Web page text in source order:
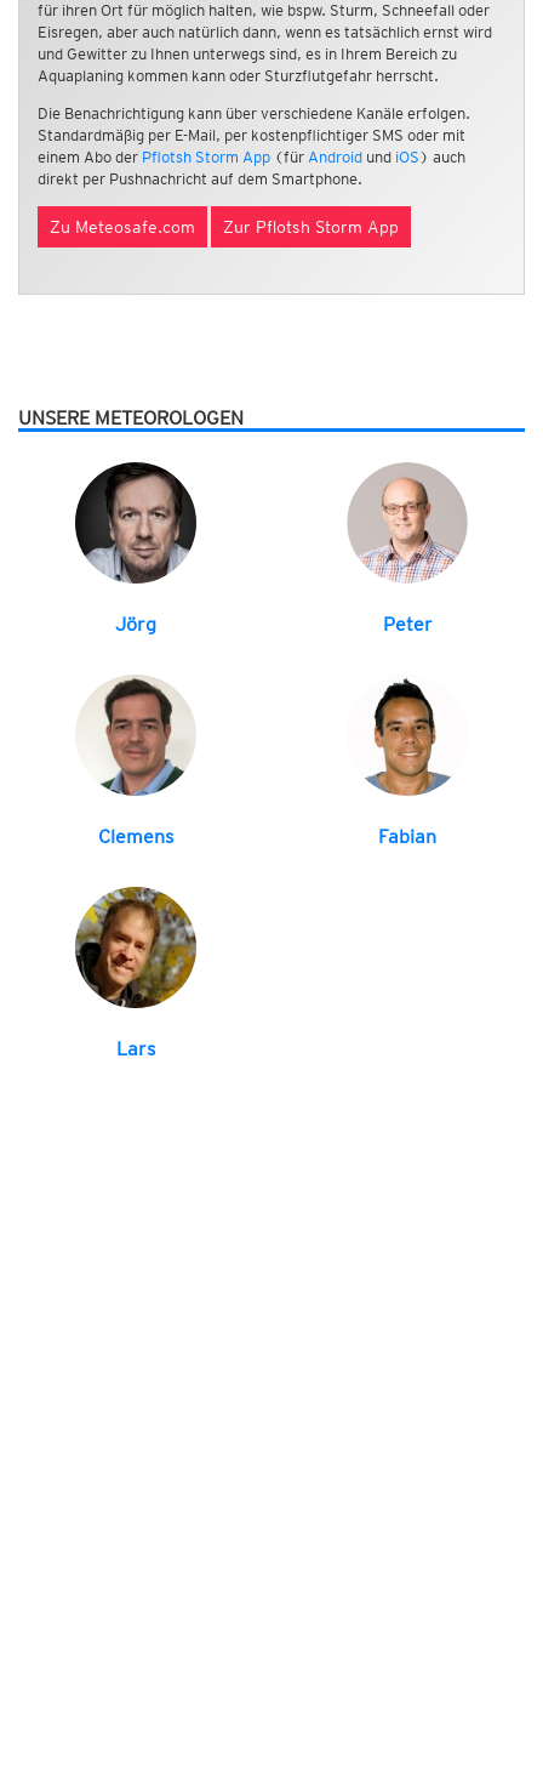
für ihren Ort für möglich halten, wie bspw. Sturm, Schneefall oder
Eisregen, aber auch natürlich dann, wenn es tatsächlich ernst wird
und Gewitter zu Ihnen unterwegs sind, es in Ihrem Bereich zu
Aquaplaning kommen kann oder Sturzflutgefahr herrscht.
Die Benachrichtigung kann über verschiedene Kanäle erfolgen.
Standardmäßig per E-Mail, per kostenpflichtiger SMS oder mit
einem Abo der Pflotsh Storm App (für Android und iOS ) auch
direkt per Pushnachricht auf dem Smartphone.
Zu Meteosafe.com Zur Pflotsh Storm App
UNSERE METEOROLOGEN
Jörg Peter
Clemens Fabian
Lars